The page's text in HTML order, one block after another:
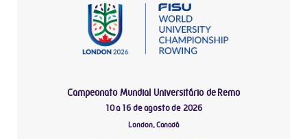
Campeonato Mundial Universitário de Remo
10 a 16 de agosto de 2026
London, Canadá